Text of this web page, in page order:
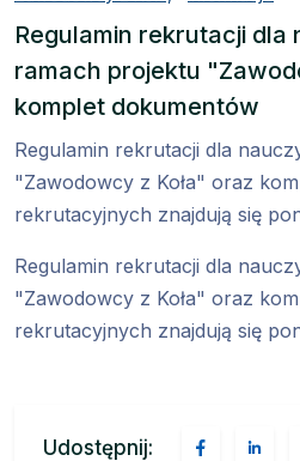
Regulamin rekrutacji dla
ramach projektu
komplet dokumentów
Regulamin rekrutacji dla
"Zawodowcy z Koła" oraz
rekrutacyjnych znajdują się
Regulamin rekrutacji dla
"Zawodowcy z Koła" oraz
rekrutacyjnych znajdują się
Udostępnij: